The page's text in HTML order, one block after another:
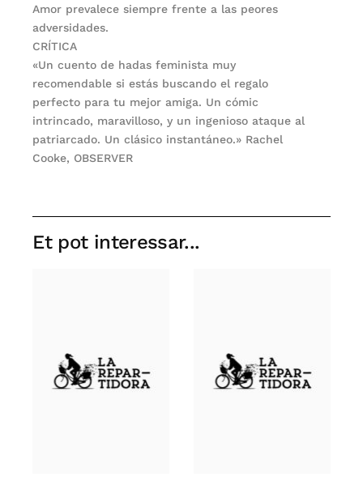
Amor prevalece siempre frente a las peores
adversidades.
CRÍTICA
«Un cuento de hadas feminista muy
recomendable si estás buscando el regalo
perfecto para tu mejor amiga. Un cómic
intrincado, maravilloso, y un ingenioso ataque al
patriarcado. Un clásico instantáneo.» Rachel
Cooke, OBSERVER
Et pot interessar...